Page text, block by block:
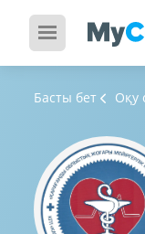
Басты бет Оқу